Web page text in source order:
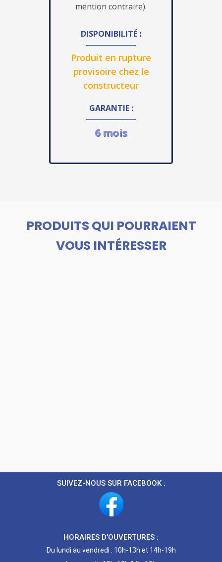
mention contraire).
DISPONIBILITÉ :
Produit en rupture
provisoire chez le
constructeur
GARANTIE :
6 mois
PRODUITS QUI POURRAIENT
VOUS INTÉRESSER
SUIVEZ-NOUS SUR FACEBOOK :
HORAIRES D’OUVERTURES :
Du lundi au vendredi : 10h-13h et 14h-19h